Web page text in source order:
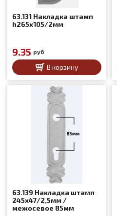
63.131 Накладка штамп
h265x105/2мм
9.35 руб
В корзину
63.139 Накладка штамп
245x47/2,5мм /
межосевое 85мм